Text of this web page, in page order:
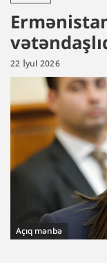
22 İyul 2026
Açıq mənbə